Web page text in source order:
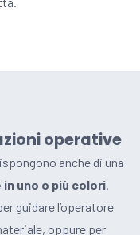
operative
anche di una
uno o più colori
guidare l’operatore
oppure per